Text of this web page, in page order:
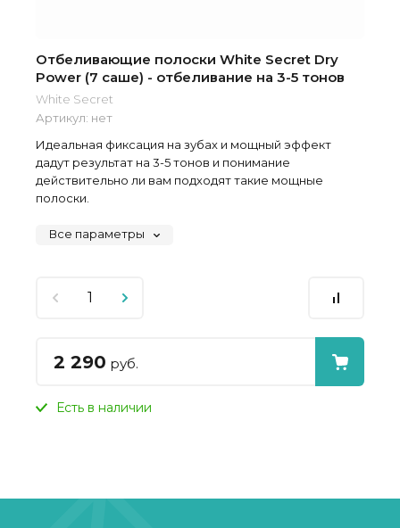
Отбеливающие полоски White Secret Dry
Power (7 саше) - отбеливание на 3-5 тонов
White Secret
Артикул: нет
Идеальная фиксация на зубах и мощный эффект
дадут результат на 3-5 тонов и понимание
действительно ли вам подходят такие мощные
полоски.
Все параметры
2 290 руб.
Есть в наличии